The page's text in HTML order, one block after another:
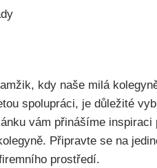
kdy naše milá
spolupráci, je důležité
vám přinášíme
Připravte se na
prostředí.